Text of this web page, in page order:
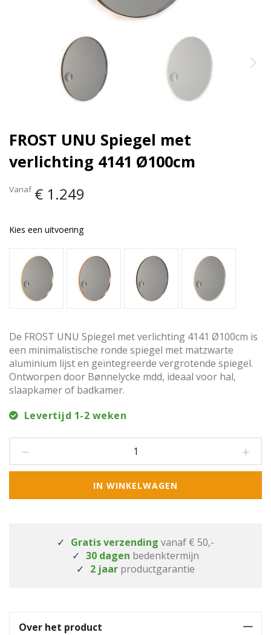
FROST UNU Spiegel met
verlichting 4141 Ø100cm
Vanaf € 1.249
Kies een uitvoering
De FROST UNU Spiegel met verlichting 4141 Ø100cm is
een minimalistische ronde spiegel met matzwarte
aluminium lijst en geïntegreerde vergrotende spiegel.
Ontworpen door Bønnelycke mdd, ideaal voor hal,
slaapkamer of badkamer.
Levertijd 1-2 weken
IN WINKELWAGEN
Gratis verzending vanaf € 50,-
30 dagen bedenktermijn
2 jaar productgarantie
Over het product